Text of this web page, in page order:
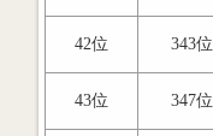
42位 343位
43位 347位